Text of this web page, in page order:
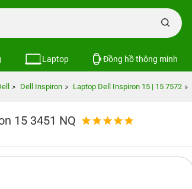
Laptop Đồng hồ thông minh
Dell Inspiron Laptop Dell Inspiron 15 | 15 7572
15 3451 NQ